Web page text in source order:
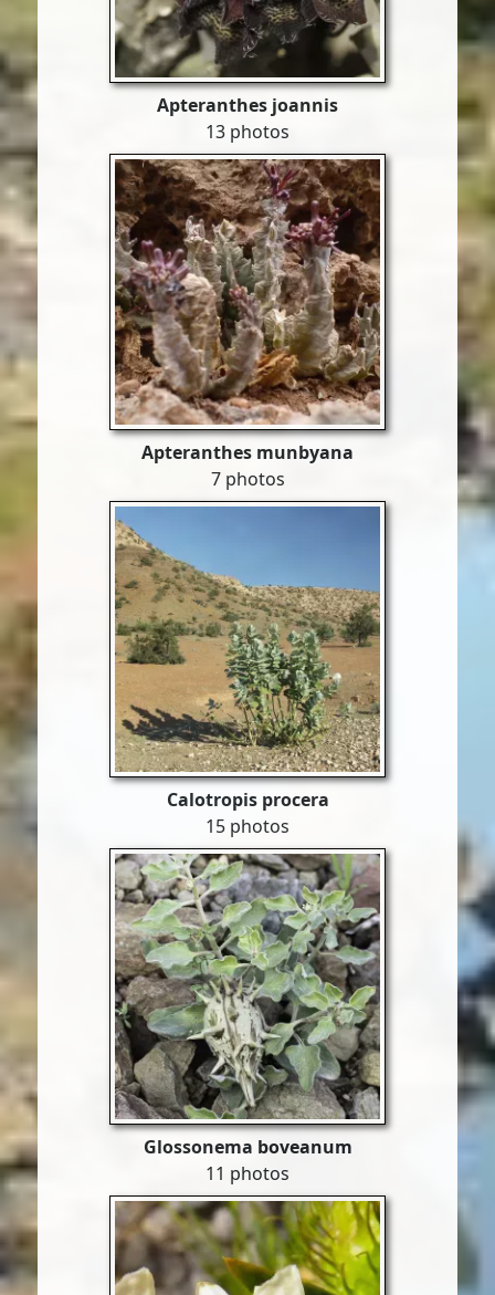
Apteranthes joannis
13 photos
Apteranthes munbyana
7 photos
Calotropis procera
15 photos
Glossonema boveanum
11 photos